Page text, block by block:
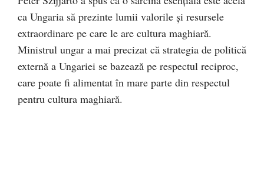
ca Ungaria să prezinte lumii valorile şi resursele
extraordinare pe care le are cultura maghiară.
Ministrul ungar a mai precizat că strategia de politică
externă a Ungariei se bazează pe respectul reciproc,
care poate fi alimentat în mare parte din respectul
pentru cultura maghiară.